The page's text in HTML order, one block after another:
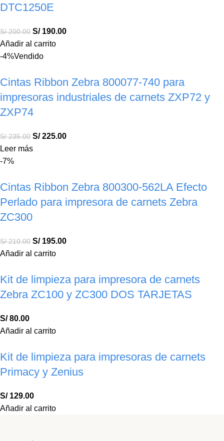
DTC1250E
S/200.00 S/190.00
Añadir al carrito
-4%Vendido
Cintas Ribbon Zebra 800077-740 para
impresoras industriales de carnets ZXP72 y
ZXP74
S/235.00 S/225.00
Leer más
-7%
Cintas Ribbon Zebra 800300-562LA Efecto
Perlado para impresora de carnets Zebra
ZC300
S/210.00 S/195.00
Añadir al carrito
Kit de limpieza para impresora de carnets
Zebra ZC100 y ZC300 DOS TARJETAS
S/80.00
Añadir al carrito
Kit de limpieza para impresoras de carnets
Primacy y Zenius
S/129.00
Añadir al carrito